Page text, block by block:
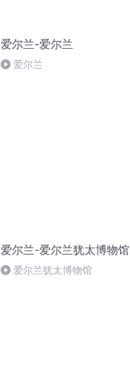
爱尔兰-爱尔兰
爱尔兰
爱尔兰-爱尔兰犹太博物馆
爱尔兰犹太博物馆